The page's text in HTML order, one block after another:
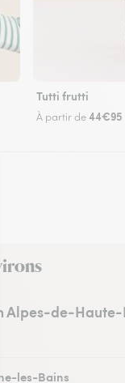
Tutti frutti
À partir de44€95
Alpes-de-
les-Bains